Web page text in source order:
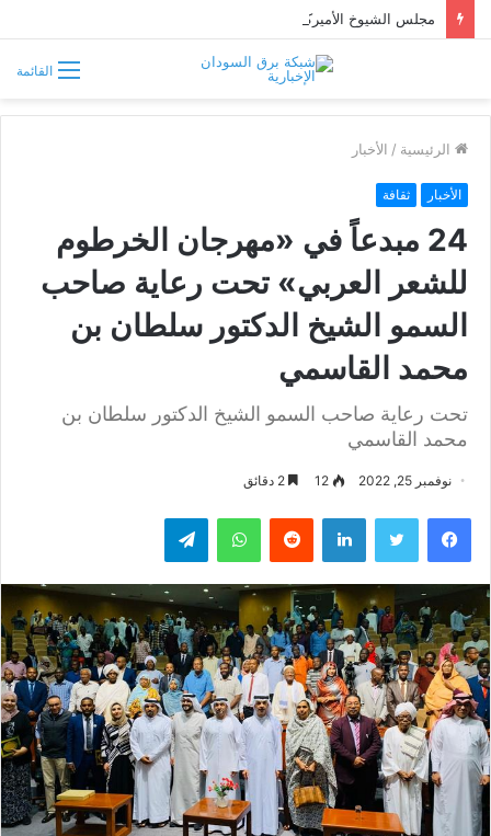
القائمة
الرئيسية / الأخبار
الأخبار ثقافة
24 مبدعاً في «مهرجان الخرطوم
للشعر العربي» تحت رعاية صاحب
السمو الشيخ الدكتور سلطان بن
محمد القاسمي
تحت رعاية صاحب السمو الشيخ الدكتور سلطان بن
محمد القاسمي
نوفمبر 25, 2022 12
فيسبوك تويتر لينكدإن واتساب تيلقرام